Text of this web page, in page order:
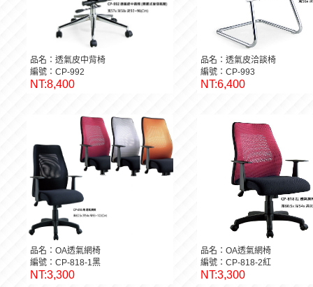
品名：透氣皮中背椅
編號：CP-992
NT:8,400
品名：透氣皮洽談椅
編號：CP-993
NT:6,400
品名：OA透氣網椅
編號：CP-818-1黑
NT:3,300
品名：OA透氣網椅
編號：CP-818-2紅
NT:3,300